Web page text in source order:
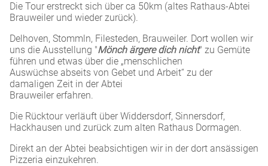
Die Tour erstreckt sich über ca 50km (altes Rathaus-Abtei
Brauweiler und wieder zurück).
Delhoven, Stommln, Filesteden, Brauweiler. Dort wollen wir
uns die Ausstellung "Mönch ärgere dich nicht" zu Gemüte
führen und etwas über die „menschlichen
Auswüchse abseits von Gebet und Arbeit“ zu der
damaligen Zeit in der Abtei
Brauweiler erfahren.
Die Rücktour verläuft über Widdersdorf, Sinnersdorf,
Hackhausen und zurück zum alten Rathaus Dormagen.
Direkt an der Abtei beabsichtigen wir in der dort ansässigen
Pizzeria einzukehren.